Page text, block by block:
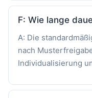
F: Wie lange
A: Die
nach
Individualisierung